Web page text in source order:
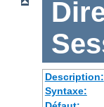
Description:
Syntaxe: